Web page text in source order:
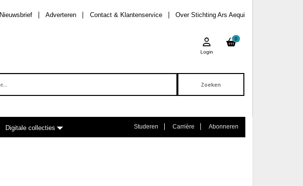
Over Stichting Ars Aequi
Contact & Klantenservice
Adverteren
Nieuwsbrief
0
Login
Digitale collecties Studeren Carrière Abonneren